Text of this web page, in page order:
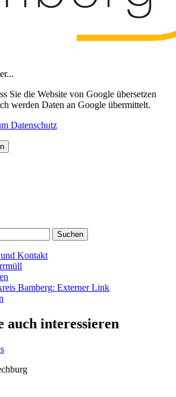
Sie die Website von Google übersetzen
werden Daten an Google übermittelt.
Datenschutz
Suchen
Kontakt
Bamberg: Externer Link
auch interessieren